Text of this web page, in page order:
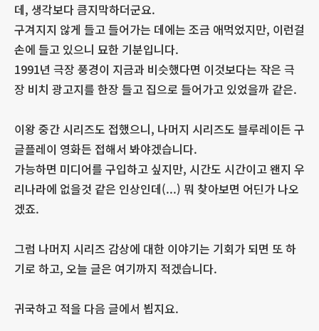
데, 생각보다 큼지막하더군요.
구겨지지 않게 들고 들어가는 데에는 조금 애먹었지만, 이런걸
손에 들고 있으니 묘한 기분입니다.
1991년 극장 풍경이 지금과 비슷했다면 이것보다는 작은 극
장 비치 광고지를 한장 들고 집으로 들어가고 있었을까 같은.
이왕 중간 시리즈도 접했으니, 나머지 시리즈도 블루레이든 구
글플레이 영화든 접해서 봐야겠습니다.
가능하면 미디어를 구입하고 싶지만, 시간도 시간이고 왠지 우
리나라에 없을것 같은 인상인데(...) 뭐 찾아보면 어딘가 나오
겠죠.
그럼 나머지 시리즈 감상에 대한 이야기는 기회가 되면 또 하
기로 하고, 오늘 글은 여기까지 적겠습니다.
귀국하고 적을 다음 글에서 뵙지요.